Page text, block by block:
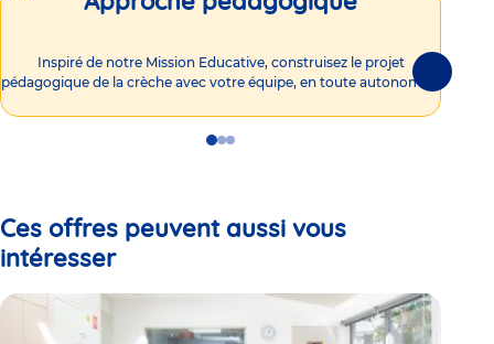
Inspiré de notre Mission Educative, construisez le projet
pédagogique de la crèche avec votre équipe, en toute autonomie !
GoGoGo
Ces offres peuvent aussi vous
intéresser